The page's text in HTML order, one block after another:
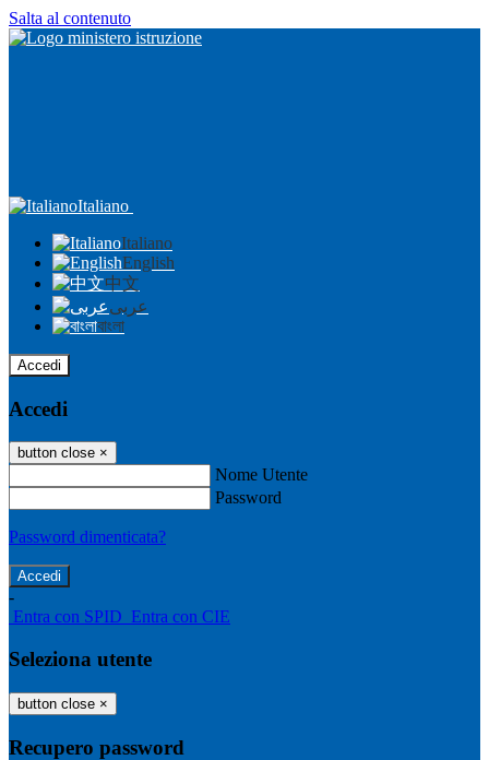
Salta al contenuto
Italiano
Italiano
English
中文
عربى
বাংলা
Accedi
Accedi
button close ×
Nome Utente
Password
Password dimenticata?
-
Entra con SPID Entra con CIE
Seleziona utente
button close ×
Recupero password